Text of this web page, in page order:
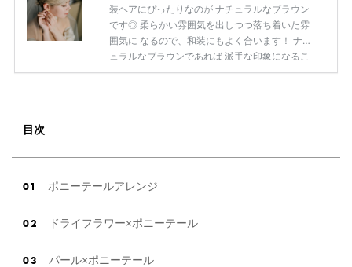
装ヘアにぴったりなのが ナチュラルなブラウン
です◎ 柔らかい雰囲気を出しつつ落ち着いた雰
囲気に なるので、和装にもよく合います！ ナチ
ュラルなブラウンであれば 派手な印象になるこ
ともなく、 品良く和装をきこなせるので、 綺麗
ヘアカラーにしてみては？ ピンク系 ピンク系の
目次
ポニーテールアレンジ
ドライフラワー×ポニーテール
パール×ポニーテール